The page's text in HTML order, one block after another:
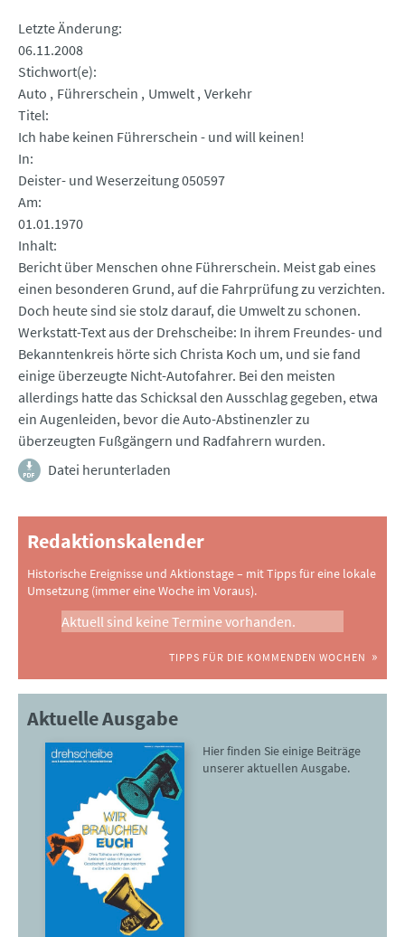
Letzte Änderung
06.11.2008
Stichwort(e)
Auto
Führerschein Umwelt Verkehr
Titel
Ich habe keinen Führerschein - und will keinen!
In
Deister- und Weserzeitung 050597
Am
01.01.1970
Inhalt
Bericht über Menschen ohne Führerschein. Meist gab eines
einen besonderen Grund, auf die Fahrprüfung zu verzichten.
Doch heute sind sie stolz darauf, die Umwelt zu schonen.
Werkstatt-Text aus der Drehscheibe: In ihrem Freundes- und
Bekanntenkreis hörte sich Christa Koch um, und sie fand
einige überzeugte Nicht-Autofahrer. Bei den meisten
allerdings hatte das Schicksal den Ausschlag gegeben, etwa
ein Augenleiden, bevor die Auto-Abstinenzler zu
überzeugten Fußgängern und Radfahrern wurden.
Datei herunterladen
Redaktionskalender
Historische Ereignisse und Aktionstage – mit Tipps für eine lokale
Umsetzung (immer eine Woche im Voraus).
Aktuell sind keine Termine vorhanden.
TIPPS FÜR DIE KOMMENDEN WOCHEN
Aktuelle Ausgabe
Hier finden Sie einige Beiträge
unserer aktuellen Ausgabe.